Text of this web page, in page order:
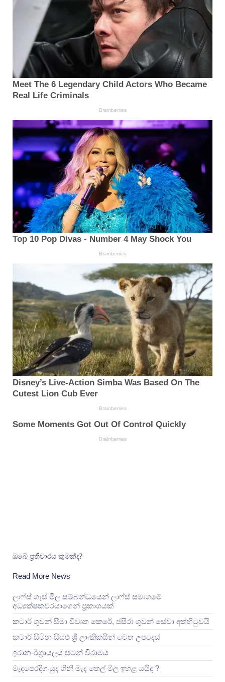
ඔබේ ප්‍රතිචාරය කුමක්ද?
Read More News
ලාෆ්ස් ගෑස් මිල සම්බන්ධයෙන් ලාෆ්ස් සමාගමේ
අධ්‍යක්ෂකවරයාගෙන් ප්‍රකාශයක්
කටාර් ගුවන් සීමා විවෘත කෙරේ, ජසීරා ගුවන් සේවා අත්හි‍ටුවයි
කටාර් සිටින සියළු ශ්‍රී ලාංකිකයින් වෙත උපදෙස්
ඉරාන-ඊශ්‍රායලය සටන් විරාමය
මැදපෙරදිග යුද ගිනි මැද තෙල් මිල ඉහළ යයිද ?